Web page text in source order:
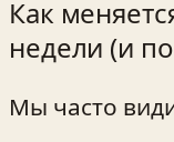
Как
недели (и
Мы часто